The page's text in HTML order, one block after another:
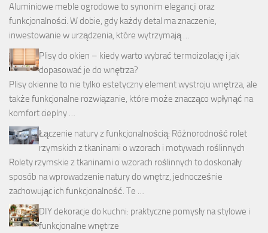
Aluminiowe meble ogrodowe to synonim elegancji oraz
funkcjonalności. W dobie, gdy każdy detal ma znaczenie,
inwestowanie w urządzenia, które wytrzymają …
Plisy do okien – kiedy warto wybrać termoizolację i jak
dopasować je do wnętrza?
Plisy okienne to nie tylko estetyczny element wystroju wnętrza, ale
także funkcjonalne rozwiązanie, które może znacząco wpłynąć na
komfort cieplny …
Łączenie natury z funkcjonalnością: Różnorodność rolet
rzymskich z tkaninami o wzorach i motywach roślinnych
Rolety rzymskie z tkaninami o wzorach roślinnych to doskonały
sposób na wprowadzenie natury do wnętrz, jednocześnie
zachowując ich funkcjonalność. Te …
DIY dekoracje do kuchni: praktyczne pomysły na stylowe i
funkcjonalne wnętrze